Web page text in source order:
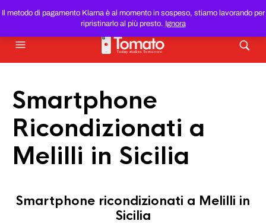
Il metodo di pagamento Klarna è al momento in sospeso, stiamo lavorando per
ripristinarlo al più presto. Ignora
SMARTPHONE E TABLET RICONDIZIONATIAL MIGLIOR
PREZZO DEL WEB!
Smartphone
Ricondizionati a
Melilli in Sicilia
Smartphone ricondizionati a Melilli in
Sicilia